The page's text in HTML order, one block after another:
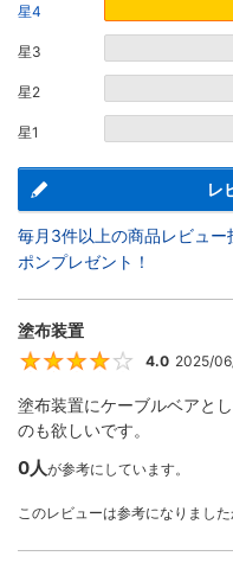
星4
星3
星2
星1
レ
毎月3件以上の商品レビュ
ポンプレゼント！
塗布装置
4.0 2025/
塗布装置にケーブルベアと
のも欲しいです。
0人が参考にしています。
このレビューは参考になりました